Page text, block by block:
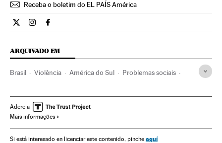
Receba o boletim do EL PAÍS América
Cultura El País Brasil en Twitter
Cultura El País Brasil en Instagram
Cultura El País Brasil en Facebook
ARQUIVADO EM
Brasil Violência América do Sul Problemas sociais
Feria libro Guadalajara 2013
América do Norte América Latina América Cultura
Adere a
Mais informações
Si está interesado en licenciar este contenido, pinche aquí